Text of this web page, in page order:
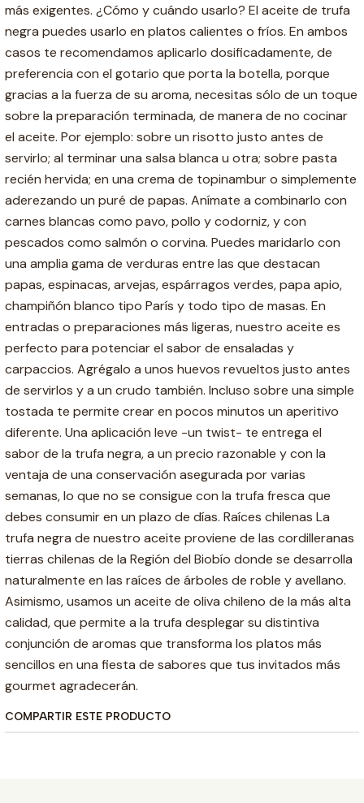
más exigentes. ¿Cómo y cuándo usarlo? El aceite de trufa
negra puedes usarlo en platos calientes o fríos. En ambos
casos te recomendamos aplicarlo dosificadamente, de
preferencia con el gotario que porta la botella, porque
gracias a la fuerza de su aroma, necesitas sólo de un toque
sobre la preparación terminada, de manera de no cocinar
el aceite. Por ejemplo: sobre un risotto justo antes de
servirlo; al terminar una salsa blanca u otra; sobre pasta
recién hervida; en una crema de topinambur o simplemente
aderezando un puré de papas. Anímate a combinarlo con
carnes blancas como pavo, pollo y codorniz, y con
pescados como salmón o corvina. Puedes maridarlo con
una amplia gama de verduras entre las que destacan
papas, espinacas, arvejas, espárragos verdes, papa apio,
champiñón blanco tipo París y todo tipo de masas. En
entradas o preparaciones más ligeras, nuestro aceite es
perfecto para potenciar el sabor de ensaladas y
carpaccios. Agrégalo a unos huevos revueltos justo antes
de servirlos y a un crudo también. Incluso sobre una simple
tostada te permite crear en pocos minutos un aperitivo
diferente. Una aplicación leve -un twist- te entrega el
sabor de la trufa negra, a un precio razonable y con la
ventaja de una conservación asegurada por varias
semanas, lo que no se consigue con la trufa fresca que
debes consumir en un plazo de días. Raíces chilenas La
trufa negra de nuestro aceite proviene de las cordilleranas
tierras chilenas de la Región del Biobío donde se desarrolla
naturalmente en las raíces de árboles de roble y avellano.
Asimismo, usamos un aceite de oliva chileno de la más alta
calidad, que permite a la trufa desplegar su distintiva
conjunción de aromas que transforma los platos más
sencillos en una fiesta de sabores que tus invitados más
gourmet agradecerán.
COMPARTIR ESTE PRODUCTO